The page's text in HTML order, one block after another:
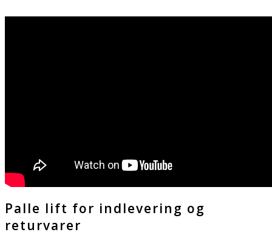
Palle lift for indlevering og
returvarer